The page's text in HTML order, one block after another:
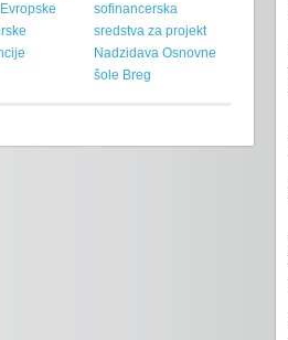
sofinancerska
sredstva za projekt
Nadzidava Osnovne
šole Breg